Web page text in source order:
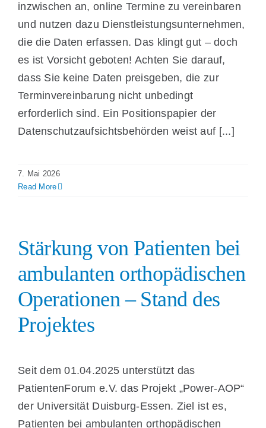
inzwischen an, online Termine zu vereinbaren
und nutzen dazu Dienstleistungsunternehmen,
die die Daten erfassen. Das klingt gut – doch
es ist Vorsicht geboten! Achten Sie darauf,
dass Sie keine Daten preisgeben, die zur
Terminvereinbarung nicht unbedingt
erforderlich sind. Ein Positionspapier der
Datenschutzaufsichtsbehörden weist auf [...]
7. Mai 2026
Read More
Stärkung von Patienten bei
ambulanten orthopädischen
Operationen – Stand des
Projektes
Seit dem 01.04.2025 unterstützt das
PatientenForum e.V. das Projekt „Power-AOP“
der Universität Duisburg-Essen. Ziel ist es,
Patienten bei ambulanten orthopädischen